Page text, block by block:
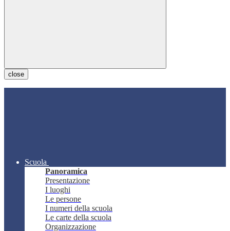
close
Scuola
Panoramica
Presentazione
I luoghi
Le persone
I numeri della scuola
Le carte della scuola
Organizzazione